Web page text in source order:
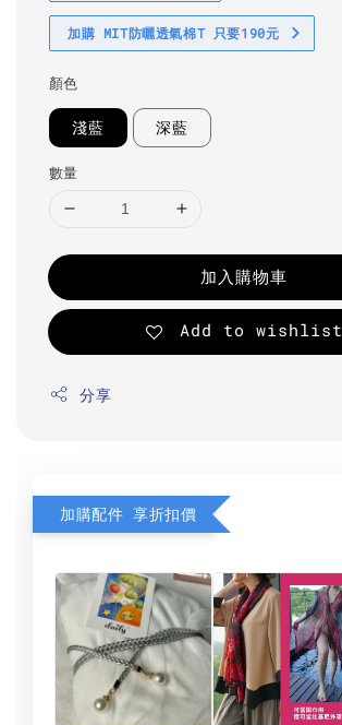
加購 MIT防曬透氣棉T 只要190元
顏色
淺藍 深藍
數量
加入購物車
Add to wishlist
分享
加購配件 享折扣價